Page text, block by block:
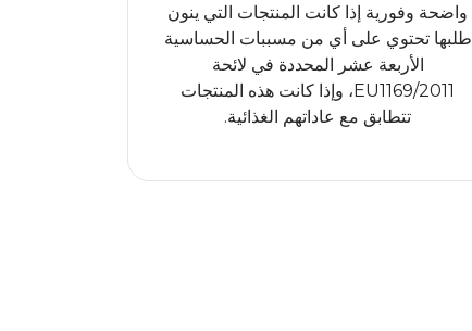
واضحة وفورية إذا كانت المنتجات التي ينون
طلبها تحتوي على أي من مسببات الحساسية
الأربعة عشر المحددة في لائحة
EU1169/2011، وإذا كانت هذه المنتجات
تتطابق مع عاداتهم الغذائية.